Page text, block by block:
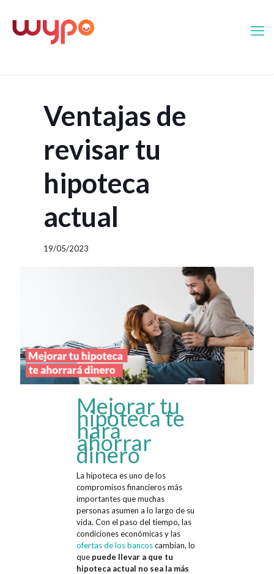
Ventajas de
revisar tu
hipoteca
actual
19/05/2023
Mejorar tu
hipoteca te
hará
ahorrar
dinero
La hipoteca es uno de los
compromisos financieros más
importantes que muchas
personas asumen a lo largo de su
vida. Con el paso del tiempo, las
condiciones económicas y las
ofertas de los bancoscambian, lo
que puede llevar a que tu
hipoteca actual no sea la más